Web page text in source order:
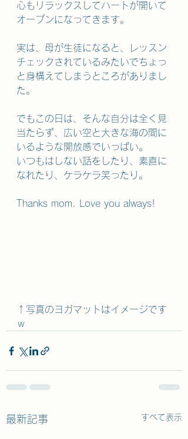
心もリラックスしてハートが開いて
オープンになってきます。
実は、母が生徒になると、レッスン
チェックされているみたいでちょっ
と身構えてしまうところがありまし
た。
でもこの日は、そんな自分は全く見
当たらず、広い空と大きな海の間に
いるような開放感でいっぱい。
いつもはしない話をしたり、素直に
なれたり、ケラケラ笑ったり。
Thanks mom. Love you always!
↑写真のヨガマットはイメージです
ｗ
最新記事 すべて表示